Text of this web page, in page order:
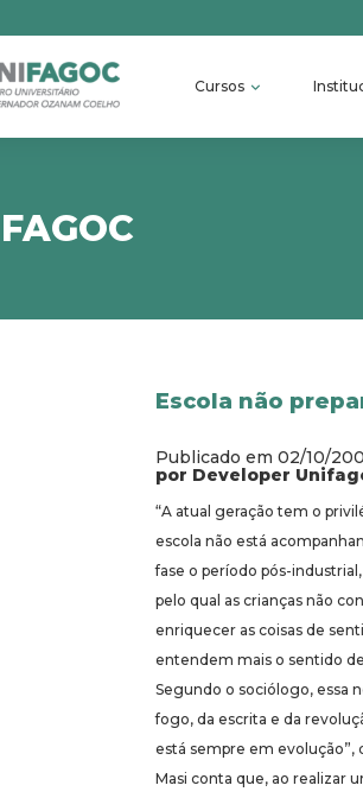
Cursos
Escola não
Publicado em 02/10/
por Developer
“A atual geração tem o
escola não está
fase o período pós-
pelo qual as crianças não
enriquecer as coisas de
entendem mais o sentido
Segundo o sociólogo, essa
fogo, da escrita e da
está sempre em evolução”,
Masi conta que, ao realizar